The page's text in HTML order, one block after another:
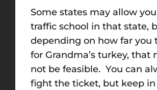
Some states may allow
traffic school in that state,
depending on how far you
for Grandma’s turkey, that
not be feasible. You can
fight the ticket, but keep